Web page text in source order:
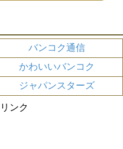
バンコク通信
かわいいバンコク
ジャパンスターズ
ンク